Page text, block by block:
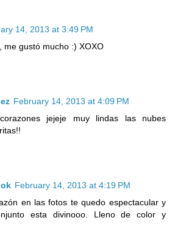
14, 2013 at 3:49 PM
me gustó mucho :) XOXO
February 14, 2013 at 4:09 PM
jejeje muy lindas las nubes
February 14, 2013 at 4:19 PM
en las fotos te quedo espectacular y
esta divinooo. Lleno de color y